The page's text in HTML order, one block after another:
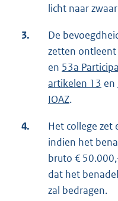
licht naar
3.
De
zetten ontleent
en 53a
artikelen 13 en
IOAZ.
4.
Het college zet
indien het
bruto €
dat het
zal bedragen.